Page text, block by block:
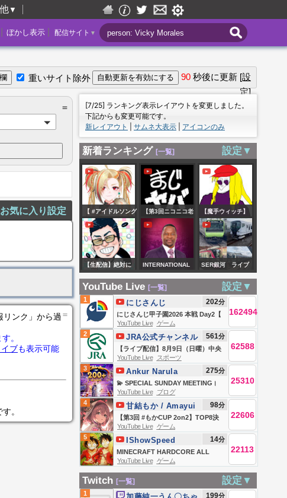
▼
配信サイト ▼
ぼかし表示
重いサイト除外 90 秒後に更新 [設
定]
＝
気に入り設定
＝
リンク」から過
。
ブも表示可能
。
[7/25] ランキング表示レイアウトを変更しました。
下記からも変更可能です。
新レイアウト
サムネ大表示 アイコンのみ
新着ランキング [一覧] 設定▼
【 #アイドルソング
歌枠リレー 】異世
界出身アイドル
Vtuber✨【 #狐守れ
を 】
【第3回ニコニコ老
人会RUST】今宵、
王が産まれる
#3【鬱視点】
【魔手ウィッチ】
頭は完全に働いて
いません。 beyond
目指しレート戦
（CR1893～）
【Shadowverse
Worlds Beyond】
【生配信】絶対に
死ねないパルワー
INTERNATIONAL
SERVICE WITH
EMMANUEL
MAKANDIWA | 09-
08-26
SER銀河 ライブ
配信 外房線 総
武快速線直通 快
速久里浜行き 誉
リーン車2階席視界
側面展望 注意⚠️コ
メント返信できま
YouTube Live [一覧] 設定▼
1
にじさんじ甲子園2026 本戦 Day2【
#にじ甲2026_Day2 】
にじさんじ 202分
162494
YouTube Live ゲーム
2
【ライブ配信】8月9日（日曜）中央
競馬全レース中継（新潟・中京・札
幌）
JRA公式チャンネル 561分
62588
YouTube Live
スポーツ
3
💫 SPECIAL SUNDAY MEETING।
09-08-2026 💫 #live
@AnkurNarulaMinistries
Ankur Narula
Ministries
275分
25310
YouTube Live
ブログ
4
【第3回 #もかCUP 2on2】TOP8決
勝トーナメント！！！【 ぶいすぽ
っ！甘結もか 】
甘結もか / Amayui
Moka
98分
22606
YouTube Live ゲーム
5
MINECRAFT HARDCORE ALL
BOSSES DAY 3 🍄🔨🧟‍♂️ft. KaiCenat
IShowSpeed 14分
22113
YouTube Live ゲーム
Twitch [一覧] 設定▼
1 199分